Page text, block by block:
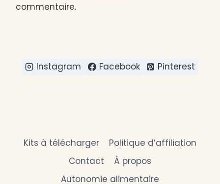
commentaire.
Instagram Facebook Pinterest
Kits à télécharger
Politique d’affiliation
Contact
À propos
Autonomie alimentaire